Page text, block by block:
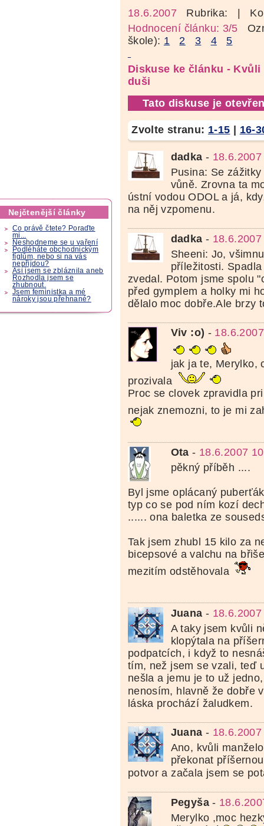
Nejčtenější články
Co právě čtete? Poraďte
mi...
Neshodneme se u vaření
Podléháte obchodnickým
fíglům, nebo si na vás
nepřijdou?
Asi jsem se zbláznila aneb
Rozhodla jsem se
zhubnout.
Jsem feministka a mé
nároky jsou přehnané?
18.6.2007 Rubrika:
|
Hodnocení článku: 3/5
škole): 1 2 3 4 5
Diskuse ke článku -
duši
Tato diskuse je
Zvolte stranu: 1-15 | 16-
dadka -
Pusina: Se
vůně. Zrovna ta
ústní vodou ODOL a já,
na něj vzpomenu.
dadka -
Sheeni: Jo,
příležitosti.
zvedal. Potom jsme spolu
před gymplem a holky mi
dělalo moc dobře.Ale brzy
Viv :o) -
jak ja te, Merylko,
prozivala
Proc se clovek zpravidla
nejak znemozni, to je mi
Ota - 18.6.2007
pěkný příběh ....
Byl jsme oplácaný
typ co se pod ním kozí
...... ona baletka ze
Tak jsem zhubl 15 kilo za
bicepsové a valchu na
mezitím odstěhovala
Juana -
A taky jsem kvůli
klopýtala na
podpatcích, i když to
tím, než jsem se vzali, teď
nešla a jemu je to už
nenosím, hlavně že dobře
láska prochází žaludkem.
Juana -
Ano, kvůli
překonat
potvor a začala jsem se
Pegyša-
Merylko ,moc